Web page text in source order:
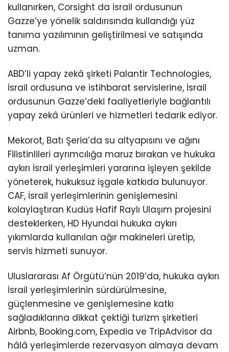
kullanırken, Corsight da İsrail ordusunun
Gazze’ye yönelik saldırısında kullandığı yüz
tanıma yazılımının geliştirilmesi ve satışında
uzman.
ABD’li yapay zekâ şirketi Palantir Technologies,
İsrail ordusuna ve istihbarat servislerine, İsrail
ordusunun Gazze’deki faaliyetleriyle bağlantılı
yapay zekâ ürünleri ve hizmetleri tedarik ediyor.
Mekorot, Batı Şeria’da su altyapısını ve ağını
Filistinlileri ayrımcılığa maruz bırakan ve hukuka
aykırı İsrail yerleşimleri yararına işleyen şekilde
yöneterek, hukuksuz işgale katkıda bulunuyor.
CAF, İsrail yerleşimlerinin genişlemesini
kolaylaştıran Kudüs Hafif Raylı Ulaşım projesini
desteklerken, HD Hyundai hukuka aykırı
yıkımlarda kullanılan ağır makineleri üretip,
servis hizmeti sunuyor.
Uluslararası Af Örgütü’nün 2019’da, hukuka aykırı
İsrail yerleşimlerinin sürdürülmesine,
güçlenmesine ve genişlemesine katkı
sağladıklarına dikkat çektiği turizm şirketleri
Airbnb, Booking.com, Expedia ve TripAdvisor da
hâlâ yerleşimlerde rezervasyon almaya devam